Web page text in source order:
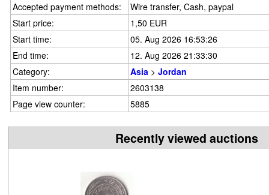
Accepted payment methods:
Wire transfer, Cash, paypal
Start price:
1,50 EUR
Start time:
05. Aug 2026 16:53:26
End time:
12. Aug 2026 21:33:30
Category:
Asia > Jordan
Item number:
2603138
Page view counter:
5885
Recently viewed auctions